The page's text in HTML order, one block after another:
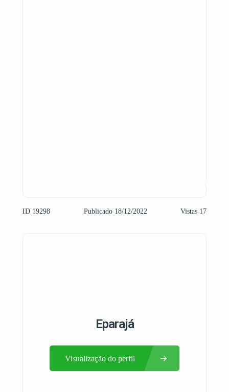
ID 19298 Publicado 18/12/2022 Vistas 17
Eparajá
Visualização do perfil